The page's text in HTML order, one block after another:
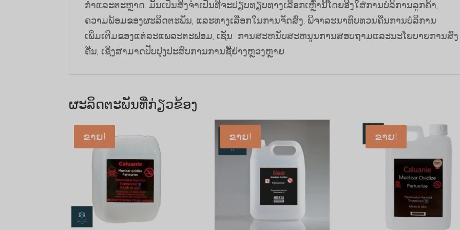
ກໍາແລະຕະຫຼາດ. ມັນເປັນສິ່ງຈໍາເປັນທີ່ຈະປຽບທຽບທາງເລືອກເຫຼົ່ານີ້ໂດຍອີງໃສ່ການບໍລິການລູກຄ້າ,
ຄວາມພ້ອມຂອງຜະລິດຕະພັນ, ແລະທາງເລືອກໃນການຈັດສົ່ງ. ພິຈາລະນາທົບທວນຄືນການບໍລິການ
ເພີ່ມເຕີມຂອງແຕ່ລະແພລະຕະຟອມ, ເຊັ່ນ: ການສະຫນັບສະຫນູນການສອບຖາມແລະນະໂຍບາຍການສົ່ງ
ຄືນ, ເຊິ່ງສາມາດປັບປຸງປະສົບການການຊື້ຢ່າງຫຼວງຫຼາຍ.
ຜະລິດຕະພັນທີ່ກ່ຽວຂ້ອງ
ຂາຍ! ຂາຍ! ຂາຍ!